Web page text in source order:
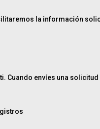
la información
Cuando envíes una